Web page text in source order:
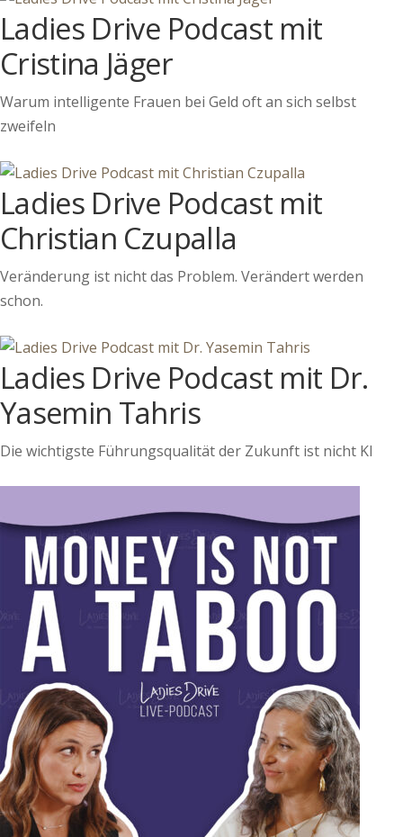
Ladies Drive Podcast mit
Cristina Jäger
Warum intelligente Frauen bei Geld oft an sich selbst
zweifeln
Ladies Drive Podcast mit
Christian Czupalla
Veränderung ist nicht das Problem. Verändert werden
schon.
Ladies Drive Podcast mit Dr.
Yasemin Tahris
Die wichtigste Führungsqualität der Zukunft ist nicht KI